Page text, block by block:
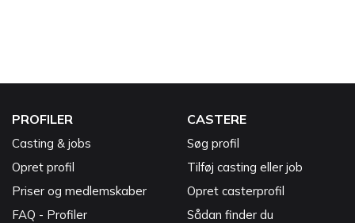
PROFILER
Casting & jobs
Opret profil
Priser og medlemskaber
FAQ - Profiler
CASTERE
Søg profil
Tilføj casting eller job
Opret casterprofil
Sådan finder du